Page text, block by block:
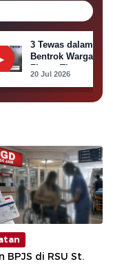
3 Tewas dalam
Bentrok Warga
Flores Timur,
Puluhan Rumah
20 Jul 2026
BPJS di RSU St.